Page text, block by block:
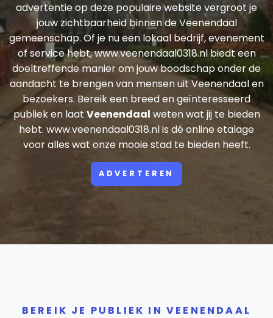
advertentie op deze populaire website vergroot je
jouw zichtbaarheid binnen de Veenendaal
gemeenschap. Of je nu een lokaal bedrijf, evenement
of service hebt, www.veenendaal0318.nl biedt een
doeltreffende manier om jouw boodschap onder de
aandacht te brengen van mensen uit Veenendaal en
bezoekers. Bereik een breed en geïnteresseerd
publiek en laat Veenendaal weten wat jij te bieden
hebt. www.veenendaal0318.nl is dé online etalage
voor alles wat onze mooie stad te bieden heeft.
ADVERTEREN
BEREIK JE PUBLIEK IN VEENENDAAL